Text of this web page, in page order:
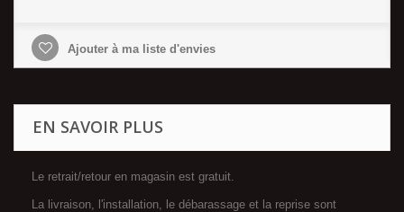
Ajouter à ma liste d'envies
EN SAVOIR PLUS
Le retrait/retour en magasin est gratuit.
La livraison, l'installation, le débarassage et la reprise sont